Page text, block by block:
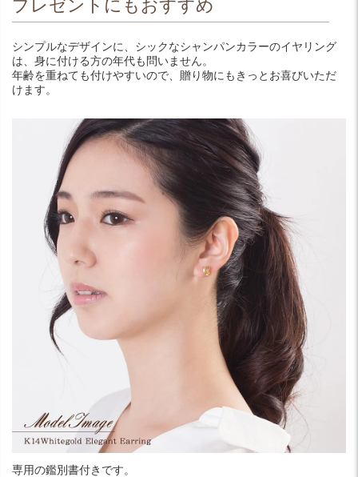
プレゼントにもおすすめ
シンプルなデザインに、シックなシャンパンカラーのイヤリング
は、身に付ける方の年代も問いません。
年齢を重ねても付けやすいので、贈り物にもきっとお喜びいただ
けます。
専用の鑑別書付きです。